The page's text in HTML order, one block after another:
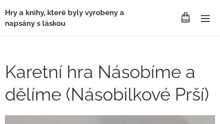
Hry a knihy, které byly vyrobeny a
napsány s láskou
Karetní hra Násobíme a
dělíme (Násobilkové Prší)